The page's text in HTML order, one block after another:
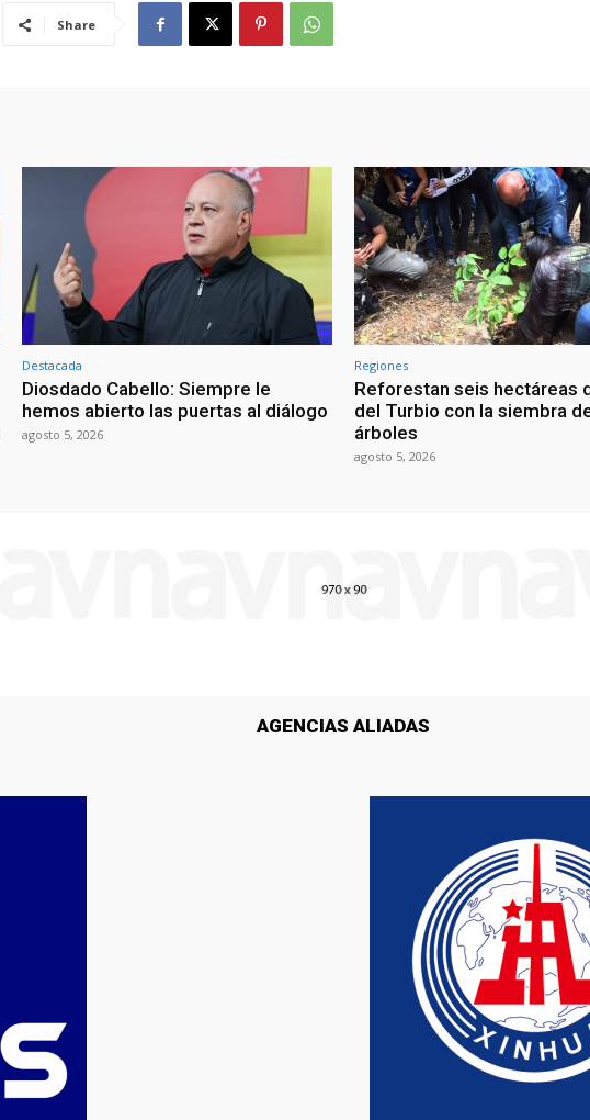
Share
Destacada
Diosdado Cabello: Siempre le
hemos abierto las puertas al diálogo
agosto 5, 2026
Regiones
Reforestan seis hectáreas
del Turbio con la siembra
árboles
agosto 5, 2026
AGENCIAS ALIADAS